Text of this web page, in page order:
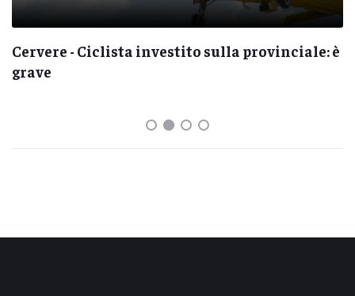
Cervere - Ciclista investito sulla provinciale: è
grave